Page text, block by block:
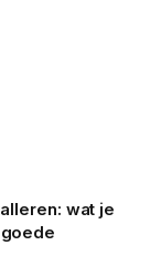
wat je